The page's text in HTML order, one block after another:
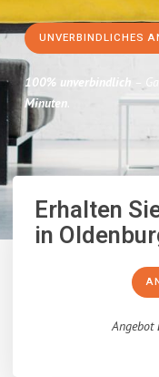
UNVERBINDLICHES
100% unverbindlich –
Minuten.
Erhalten
in
Angebot